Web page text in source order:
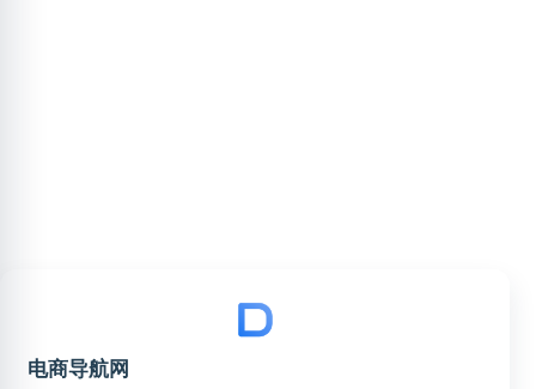
电商导航网